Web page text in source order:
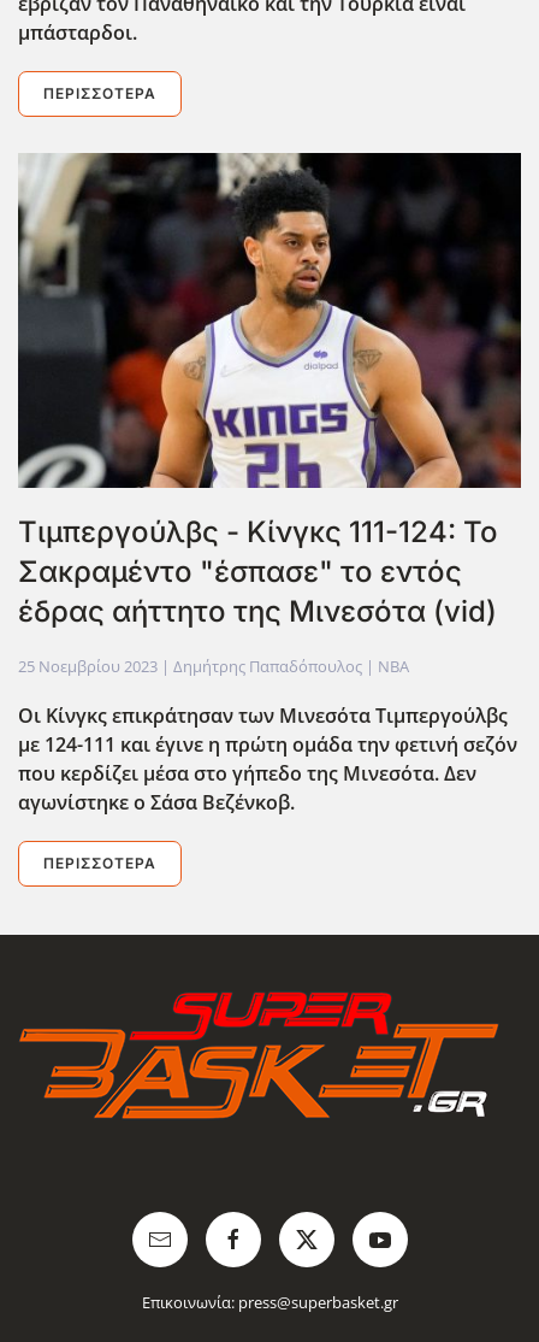
μπάσταρδοι.
ΠΕΡΙΣΣΌΤΕΡΑ
Τιμπεργούλβς - Κίνγκς 111-124: Το
Σακραμέντο "έσπασε" το εντός
έδρας αήττητο της Μινεσότα (vid)
25 Νοεμβρίου 2023 | Δημήτρης Παπαδόπουλος | NBA
Οι Κίνγκς επικράτησαν των Μινεσότα Τιμπεργούλβς
με 124-111 και έγινε η πρώτη ομάδα την φετινή σεζόν
που κερδίζει μέσα στο γήπεδο της Μινεσότα. Δεν
αγωνίστηκε ο Σάσα Βεζένκοβ.
ΠΕΡΙΣΣΌΤΕΡΑ
Επικοινωνία: press@superbasket.gr